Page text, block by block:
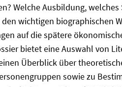
Welche Ausbildung,
wichtigen biographischen
auf die spätere
bietet eine Auswahl von
Überblick über
sowie zu